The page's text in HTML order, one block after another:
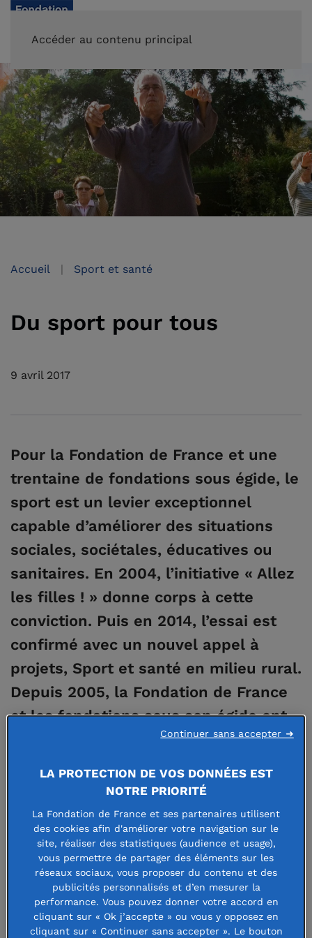
Accéder au contenu principal
Accueil Sport et santé
Du sport pour tous
9 avril 2017
Pour la Fondation de France et une
trentaine de fondations sous égide, le
sport est un levier exceptionnel
capable d’améliorer des situations
sociales, sociétales, éducatives ou
sanitaires. En 2004, l’initiative « Allez
les filles ! » donne corps à cette
conviction. Puis en 2014, l’essai est
confirmé avec un nouvel appel à
projets, Sport et santé en milieu rural.
Depuis 2005, la Fondation de France
et les fondations sous son égide ont
soutenu près de 1 000 projets sur ces
thématiques, et le mouvement va
« Avec cette femme, la première séance d’activité physique
adaptée (APA), a duré cinq minutes. Mais les suivantes ont
atteint la demi-heure. Quel succès, pour une personne de
45 ans en surpoids et souffrant d’un cancer du cerveau.
Après dix séances, elle m’a annoncé qu’elle parvenait à se
vêtir seule. Puis un jour, au lieu de se faire conduire, elle
LA PROTECTION DE VOS DONNÉES EST
NOTRE PRIORITÉ
La Fondation de France et ses partenaires utilisent
des cookies afin d'améliorer votre navigation sur le
site, réaliser des statistiques (audience et usage),
vous permettre de partager des éléments sur les
réseaux sociaux, vous proposer du contenu et des
publicités personnalisés et d’en mesurer la
performance. Vous pouvez donner votre accord en
cliquant sur « Ok j’accepte » ou vous y opposez en
cliquant sur « Continuer sans accepter ». Le bouton
Continuer sans accepter ➜